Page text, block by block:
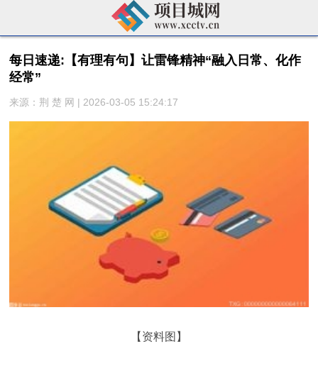
每日速递:【有理有句】让雷锋精神“融入日常、化作
经常”
来源：荆 楚 网 | 2026-03-05 15:24:17
【资料图】